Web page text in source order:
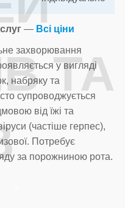
ТА
— Всі ціни
захворювання
у вигляді
набряку та
супроводжується
від їжі та
(частіше герпес),
Потребує
за порожниною рота.